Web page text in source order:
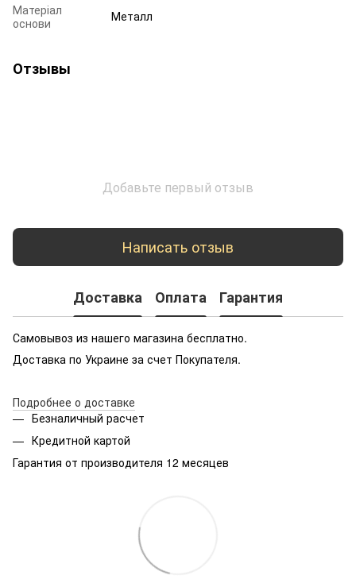
Матеріал
основи
Металл
Отзывы
Добавьте первый отзыв
Написать отзыв
Доставка Оплата Гарантия
Самовывоз из нашего магазина бесплатно.
Доставка по Украине за счет Покупателя.
Подробнее о доставке
Безналичный расчет
Кредитной картой
Гарантия от производителя 12 месяцев